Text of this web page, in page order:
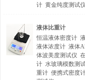
计 黄金纯度测试仪
液体比重计
恒温液体密度计
液体浓度计 液体
体波美度测试仪
计 水玻璃模数测
重计 便携式密度